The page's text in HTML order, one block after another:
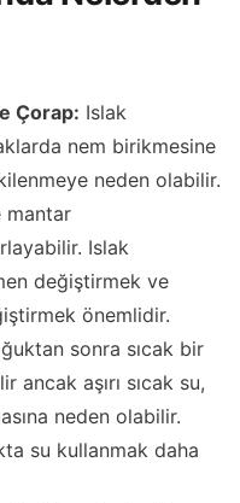
Çorap: Islak
nem birikmesine
neden olabilir.
mantar
Islak
değiştirmek ve
önemlidir.
sonra sıcak bir
aşırı sıcak su,
neden olabilir.
su kullanmak daha